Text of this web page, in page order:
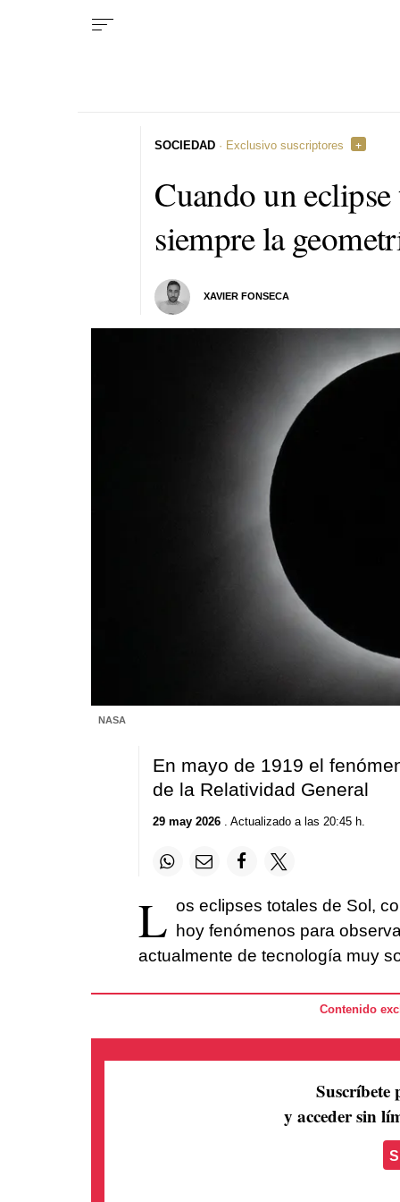
Cuando un
siempre la
XAVIER FONSECA
SOCIEDAD · Exclusivo suscriptores
NASA
En mayo de 1919 el
de la Relatividad General
29 may 2026. Actualizado a las 20:45 h.
L os eclipses totales de Sol,
hoy fenómenos para
actualmente de tecnología muy
Contenido
Suscríbete
y acceder sin